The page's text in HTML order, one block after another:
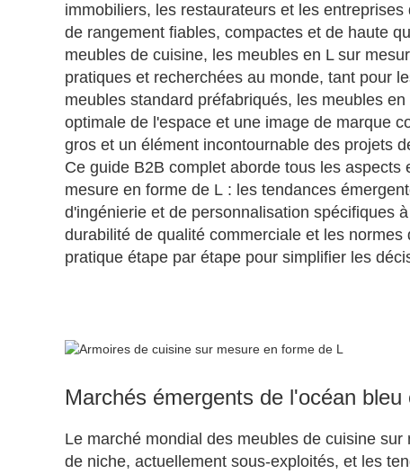
immobiliers, les restaurateurs et les
de rangement fiables, compactes et de haute
meubles de cuisine, les meubles en L sur
pratiques et recherchées au monde, tant pour
meubles standard préfabriqués, les meubles
optimale de l'espace et une image de marque
gros et un élément incontournable des projets
Ce guide B2B complet aborde tous les
mesure en forme de L : les tendances
d'ingénierie et de personnalisation spécifiques
durabilité de qualité commerciale et les
pratique étape par étape pour simplifier les
Marchés émergents de l'océan
Le marché mondial des meubles de cuisine
de niche, actuellement sous-exploités, et les